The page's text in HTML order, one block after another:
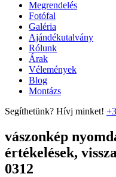
Megrendelés
Fotófal
Galéria
Ajándékutalvány
Rólunk
Árak
Vélemények
Blog
Montázs
Segíthetünk? Hívj minket!
vászonkép
értékelések,
0312